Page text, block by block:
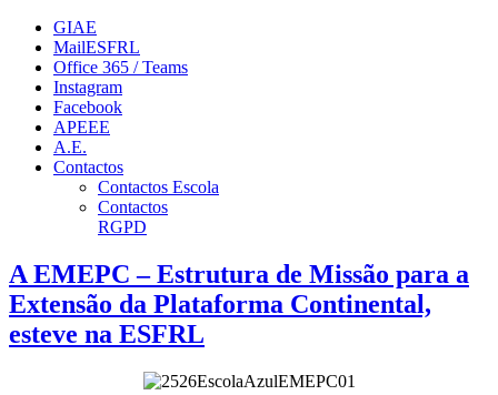
GIAE
MailESFRL
Office 365 / Teams
Instagram
Facebook
APEEE
A.E.
Contactos
Contactos Escola
Contactos
RGPD
A EMEPC – Estrutura de Missão para a
Extensão da Plataforma Continental,
esteve na ESFRL